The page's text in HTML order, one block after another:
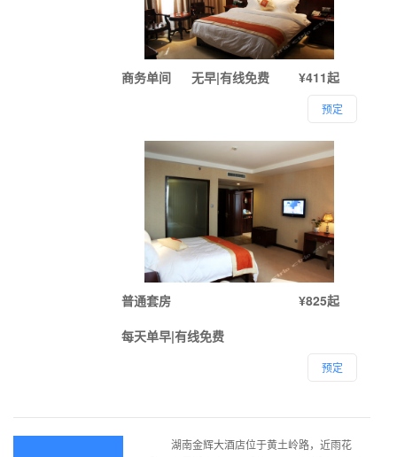
商务单间 ¥411起
无早|有线免费
预定
普通套房
¥825起
每天单早|有线免费
预定
湖南金辉大酒店位于黄土岭路，近雨花